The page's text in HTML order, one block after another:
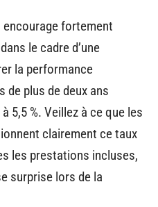
fortement
dans le cadre d’une
la performance
de plus de deux ans
à 5,5 %. Veillez à ce que les
clairement ce taux
les prestations incluses,
surprise lors de la